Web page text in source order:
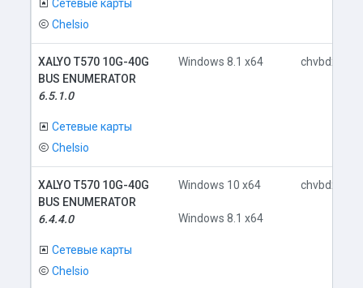
Сетевые карты
Chelsio
XALYO T570 10G-40G
BUS ENUMERATOR
6.5.1.0
Сетевые карты
Chelsio
Windows 8.1 x64
XALYO T570 10G-40G
BUS ENUMERATOR
6.4.4.0
Сетевые карты
Chelsio
Windows 10 x64
Windows 8.1 x64